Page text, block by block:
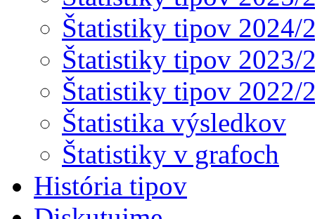
Štatistiky tipov 2024/
Štatistiky tipov 2023/
Štatistiky tipov 2022/
Štatistika výsledkov
Štatistiky v grafoch
História tipov